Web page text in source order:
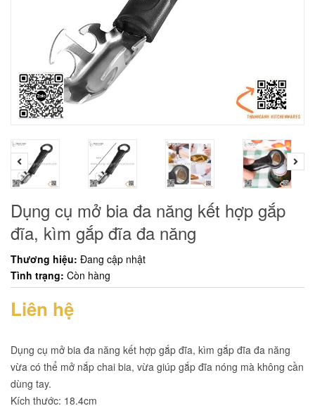
Dụng cụ mở bia đa năng kết hợp gắp
đĩa, kìm gắp đĩa đa năng
Thương hiệu: Đang cập nhật
Tình trạng: Còn hàng
Liên hệ
Dụng cụ mở bia đa năng kết hợp gắp đĩa, kìm gắp đĩa đa năng
vừa có thể mở nắp chai bia, vừa giúp gắp đĩa nóng mà không cần
dùng tay.
Kích thước: 18.4cm